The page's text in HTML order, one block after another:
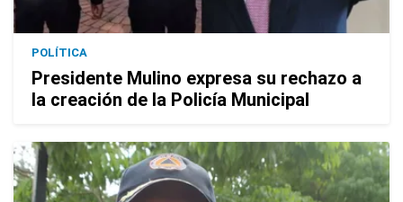
POLÍTICA
Presidente Mulino expresa su rechazo a
la creación de la Policía Municipal